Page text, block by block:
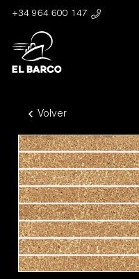
+34 964 600 147
Volver